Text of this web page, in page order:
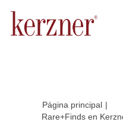
Página principal |
Rare+Finds en